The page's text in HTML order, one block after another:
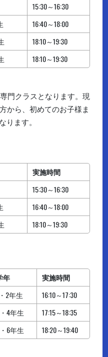
15:30～16:30
16:40～18:00
18:10～19:30
18:10～19:30
門クラスとなります。現
から、初めてのお子様ま
ます。
実施時間
15:30～16:30
16:40～18:00
18:10～19:30
年
実施時間
2年生
16:10～17:30
4年生
17:15～18:35
6年生 18:20～19:40